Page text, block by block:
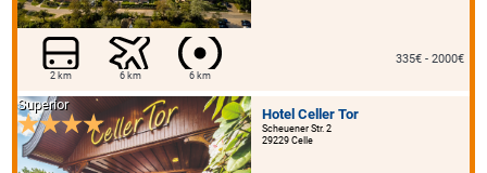
2 km 6 km 6 km
335€ - 2000€
Hotel Celler Tor
Scheuener Str. 2
29229 Celle
Superior